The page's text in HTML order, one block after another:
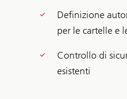
Definizione
per le cartelle e
Controllo di
esistenti